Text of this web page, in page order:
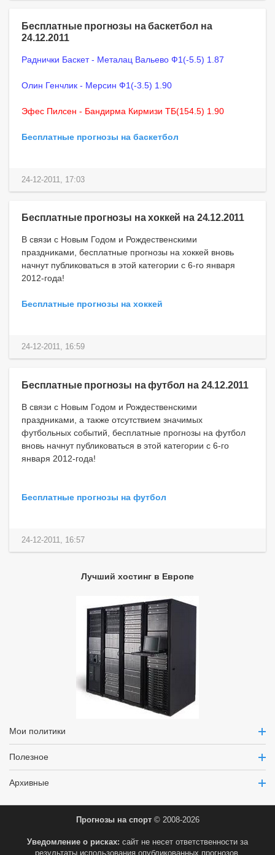
Бесплатные прогнозы на баскетбол на
24.12.2011
Раднички Баскет - Металац Вальево Ф1(-5.5) 1.87
Олин Генчлик - Мерсин Ф1(-3.5) 1.90
Эфес Пилсен - Бандирма Кирмизи ТБ(154.5) 1.90
Бесплатные прогнозы на баскетбол
24-12-2011, 17:03
Бесплатные прогнозы на хоккей на 24.12.2011
В связи с Новым Годом и Рождественскими
праздниками, бесплатные прогнозы на хоккей вновь
начнут публиковаться в этой категории с 6-го января
2012-года!
Бесплатные прогнозы на хоккей
24-12-2011, 16:59
Бесплатные прогнозы на футбол на 24.12.2011
В связи с Новым Годом и Рождественскими
праздниками, а также отсутствием значимых
футбольных событий, бесплатные прогнозы на футбол
вновь начнут публиковаться в этой категории с 6-го
января 2012-года!
Бесплатные прогнозы на футбол
24-12-2011, 16:57
Лучший хостинг в Европе
Мои политики
Полезное
Архивные
Прогнозы на спорт© 2008-2026
Уведомление о рисках: сайт не несет ответственности за
результаты использования опубликованных прогнозов.